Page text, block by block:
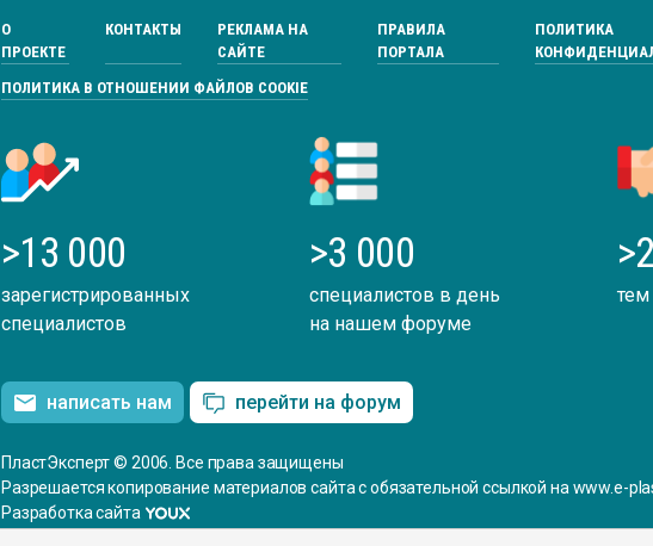
О
ПРОЕКТЕ
КОНТАКТЫ
РЕКЛАМА НА
САЙТЕ
ПРАВИЛА
ПОРТАЛА
ПОЛИТИКА
ПОЛИТИКА В ОТНОШЕНИИ ФАЙЛОВ COOKIE
>13 000
зарегистрированных
специалистов
>3 000
специалистов в день
на нашем форуме
тем
написать нам перейти на форум
ПластЭксперт © 2006. Все права защищены
Разрешается копирование материалов сайта с обязательной ссылкой на www.e-
Разработка сайта